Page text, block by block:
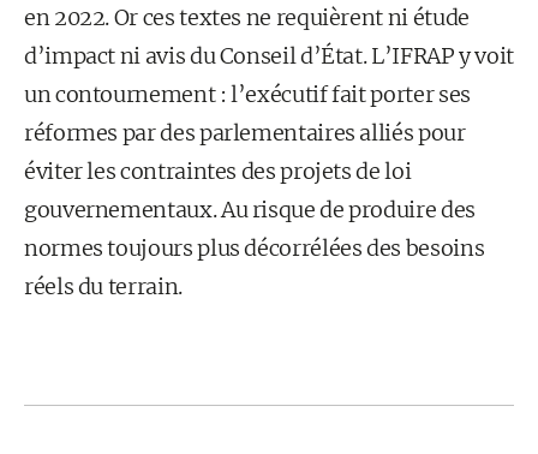
en 2022. Or ces textes ne requièrent ni étude
d’impact ni avis du Conseil d’État. L’IFRAP y voit
un contournement : l’exécutif fait porter ses
réformes par des parlementaires alliés pour
éviter les contraintes des projets de loi
gouvernementaux. Au risque de produire des
normes toujours plus décorrélées des besoins
réels du terrain.